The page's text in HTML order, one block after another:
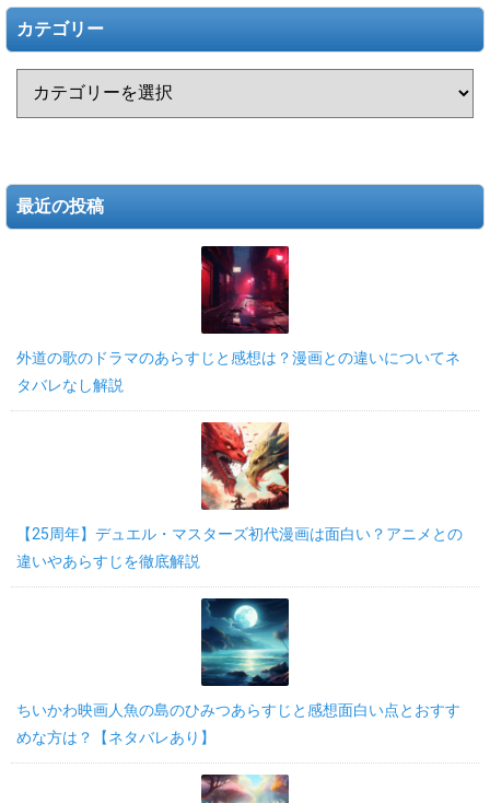
カテゴリー
最近の投稿
外道の歌のドラマのあらすじと感想は？漫画との違いについてネ
タバレなし解説
【25周年】デュエル・マスターズ初代漫画は面白い？アニメとの
違いやあらすじを徹底解説
ちいかわ映画人魚の島のひみつあらすじと感想面白い点とおすす
めな方は？【ネタバレあり】